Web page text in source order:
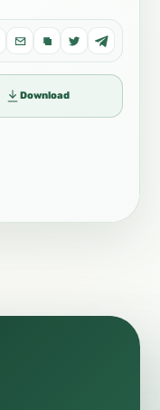
Download